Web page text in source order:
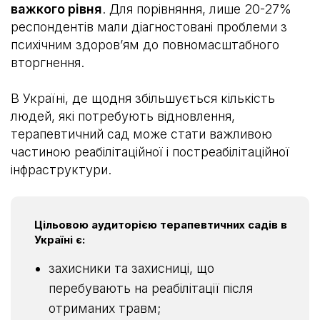
важкого рівня. Для порівняння, лише 20-27%
респондентів мали діагностовані проблеми з
психічним здоровʼям до повномасштабного
вторгнення.
В Україні, де щодня збільшується кількість
людей, які потребують відновлення,
терапевтичний сад може стати важливою
частиною реабілітаційної і постреабілітаційної
інфраструктури.
Цільовою аудиторією терапевтичних садів в
Україні є:
захисники та захисниці, що
перебувають на реабілітації після
отриманих травм;